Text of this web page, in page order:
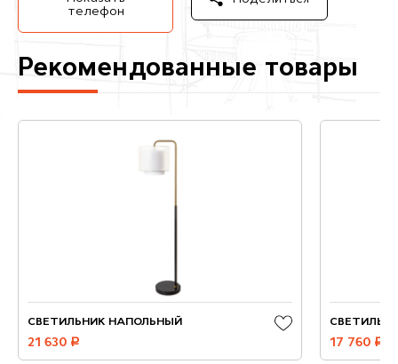
телефон
Рекомендованные товары
СВЕТИЛЬНИК НАПОЛЬНЫЙ
21 630 руб. 17 760 руб.